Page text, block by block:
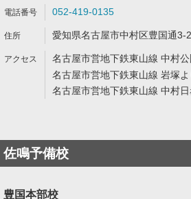
052-419-0135
愛知県名古屋市中村区豊国通3-
名古屋市営地下鉄東山線 中村
名古屋市営地下鉄東山線 岩塚
名古屋市営地下鉄東山線 中村
佐鳴予備校
豊国本部校